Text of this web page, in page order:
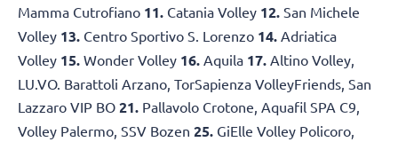
Mamma Cutrofiano 11. Catania Volley 12. San Michele
Volley 13. Centro Sportivo S. Lorenzo 14. Adriatica
Volley 15. Wonder Volley 16. Aquila 17. Altino Volley,
LU.VO. Barattoli Arzano, TorSapienza VolleyFriends, San
Lazzaro VIP BO 21. Pallavolo Crotone, Aquafil SPA C9,
Volley Palermo, SSV Bozen 25. GiElle Volley Policoro,